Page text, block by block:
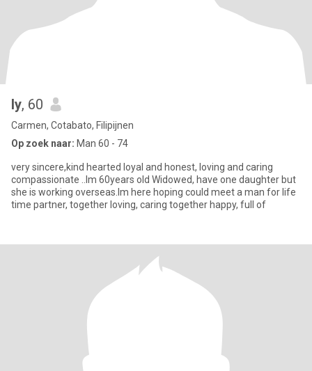
ly, 60
Carmen, Cotabato, Filipijnen
Op zoek naar: Man 60 - 74
very sincere,kind hearted loyal and honest, loving and caring
compassionate ..Im 60years old Widowed, have one daughter but
she is working overseas.Im here hoping could meet a man for life
time partner, together loving, caring together happy, full of